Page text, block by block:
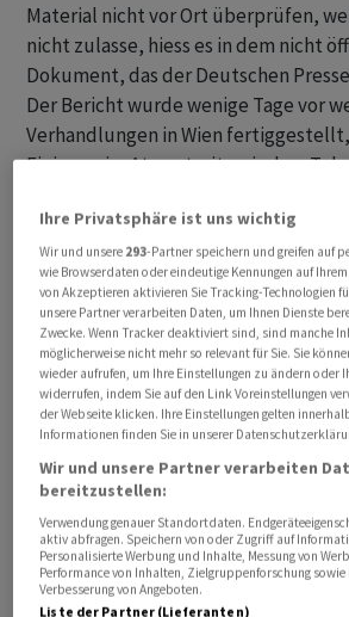
Material nicht vor Ort überprüfen,
nicht zulasse, hiess es in dem nicht
Dokument, das der Deutschen
Der Bericht wurde wenige Tage vor
Verhandlungen in Wien
Einigung im Atomstreit zwischen
IAEA ohne Zugang zu zerstörten
Israel und die Vereinigten Staaten
vergangenen Juni eine Reihe von
Atomanlagen im Iran bombardiert,
dass die Islamische Republik
kann. Seitdem hat der Iran keine
den zerstörten Standorten
mittels Satelliten im Blick der
Deshalb könne die IAEA auch nicht
Iran die Herstellung von
eingestellt habe, und wie viel Uran
Ihre Privatsphäre ist uns wichtig
Wir und unsere 293-Partner speichern und greifen auf
wie Browserdaten oder eindeutige Kennungen auf
von Akzeptieren aktivieren Sie Tracking-Technologien
unsere Partner verarbeiten Daten, um Ihnen Dienste
Zwecke. Wenn Tracker deaktiviert sind, sind manche
möglicherweise nicht mehr so relevant für Sie. Sie
wieder aufrufen, um Ihre Einstellungen zu ändern oder
widerrufen, indem Sie auf den Link Voreinstellungen
der Webseite klicken. Ihre Einstellungen gelten
Informationen finden Sie in unserer
Wir und unsere Partner verarbeiten
bereitzustellen:
Verwendung genauer Standortdaten.
aktiv abfragen. Speichern von oder Zugriff auf
Personalisierte Werbung und Inhalte, Messung von
Performance von Inhalten, Zielgruppenforschung
Verbesserung von Angeboten.
Liste der Partner (Lieferanten)